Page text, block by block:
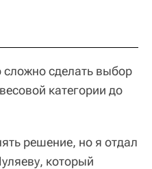
сделать выбор
категории до
решение, но я отдал
который